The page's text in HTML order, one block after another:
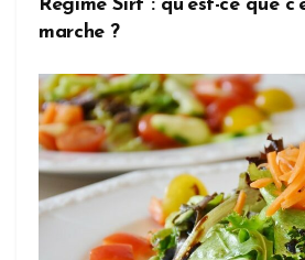
Régime Sirt : qu’est-ce que
marche ?